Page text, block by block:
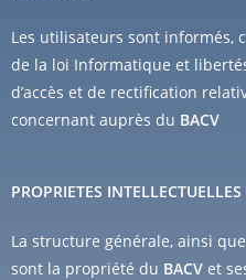
Les utilisateurs sont informés,
de la loi Informatique et
d’accès et de rectification
concernant auprès du BACV
PROPRIETES INTELLECTUELLES
La structure générale, ainsi
sont la propriété du BACV et